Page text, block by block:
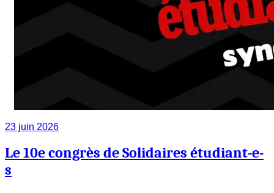
23 juin 2026
Le 10e congrès de Solidaires étudiant-e-
s